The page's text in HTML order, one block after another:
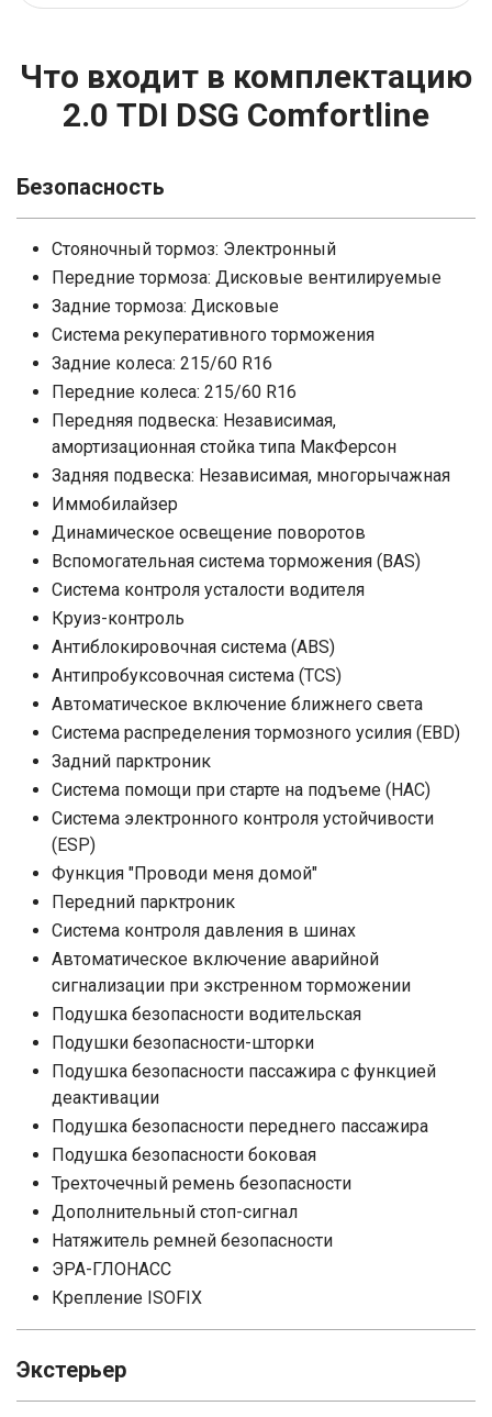
Что входит в комплектацию
2.0 TDI DSG Comfortline
Безопасность
Стояночный тормоз: Электронный
Передние тормоза: Дисковые вентилируемые
Задние тормоза: Дисковые
Система рекуперативного торможения
Задние колеса: 215/60 R16
Передние колеса: 215/60 R16
Передняя подвеска: Независимая,
амортизационная стойка типа МакФерсон
Задняя подвеска: Независимая, многорычажная
Иммобилайзер
Динамическое освещение поворотов
Вспомогательная система торможения (BAS)
Система контроля усталости водителя
Круиз-контроль
Антиблокировочная система (ABS)
Антипробуксовочная система (TCS)
Автоматическое включение ближнего света
Система распределения тормозного усилия (EBD)
Задний парктроник
Система помощи при старте на подъеме (HAC)
Система электронного контроля устойчивости
(ESP)
Функция "Проводи меня домой"
Передний парктроник
Система контроля давления в шинах
Автоматическое включение аварийной
сигнализации при экстренном торможении
Подушка безопасности водительская
Подушки безопасности-шторки
Подушка безопасности пассажира с функцией
деактивации
Подушка безопасности переднего пассажира
Подушка безопасности боковая
Трехточечный ремень безопасности
Дополнительный стоп-сигнал
Натяжитель ремней безопасности
ЭРА-ГЛОНАСС
Крепление ISOFIX
Экстерьер